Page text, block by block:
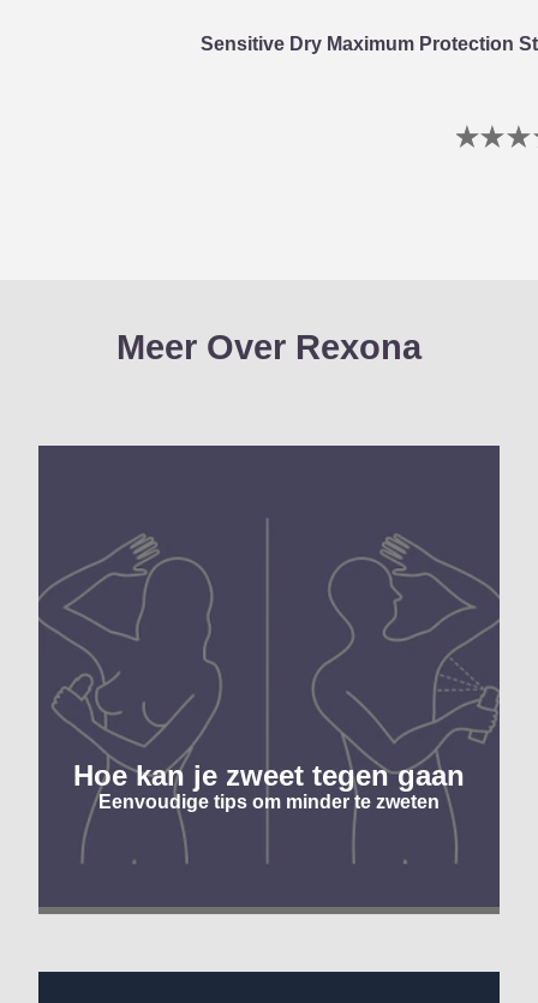
Sensitive Dry Maximum Protection
Meer Over Rexona
Hoe kan je zweet tegen gaan
Eenvoudige tips om minder te zweten